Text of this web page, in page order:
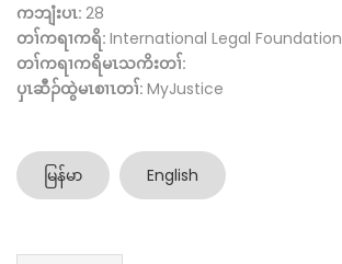
ကဘျံးပၤ: 28
တၢ်ကရၢကရိ: International Legal Foundation
တၢ်ကရၢကရိမၤသကိးတၢ်:
ပှၤဆီၣ်ထွဲမၤစၢၤတၢ်: MyJustice
မြန်မာ English